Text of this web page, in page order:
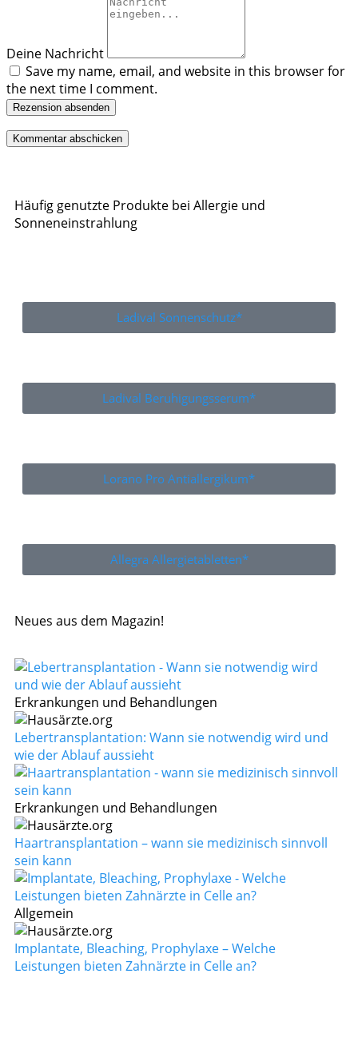
Deine Nachricht
Save my name, email, and website in this browser for
the next time I comment.
Rezension absenden
Häufig genutzte Produkte bei Allergie und
Sonneneinstrahlung
Ladival Sonnenschutz*
Ladival Beruhigungsserum*
Lorano Pro Antiallergikum*
Allegra Allergietabletten*
Neues aus dem Magazin!
Erkrankungen und Behandlungen
Lebertransplantation: Wann sie notwendig wird und
wie der Ablauf aussieht
Erkrankungen und Behandlungen
Haartransplantation – wann sie medizinisch sinnvoll
sein kann
Allgemein
Implantate, Bleaching, Prophylaxe – Welche
Leistungen bieten Zahnärzte in Celle an?